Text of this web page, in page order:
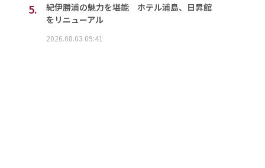
5.
紀伊勝浦の魅力を堪能 ホテル浦島、日昇館
をリニューアル
2026.08.03 09:41